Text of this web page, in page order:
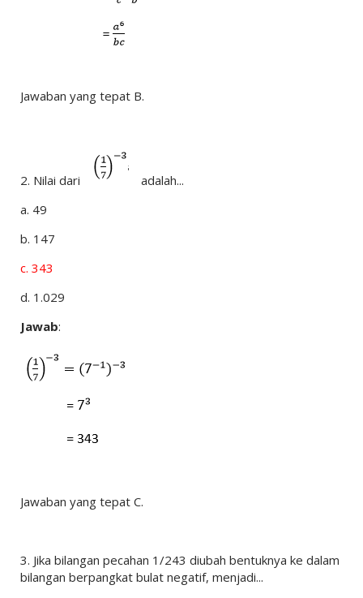
Jawaban yang tepat B.
2. Nilai dari
adalah...
a. 49
b. 147
c. 343
d. 1.029
Jawab:
Jawaban yang tepat C.
3. Jika bilangan pecahan 1/243 diubah bentuknya ke dalam
bilangan berpangkat bulat negatif, menjadi...